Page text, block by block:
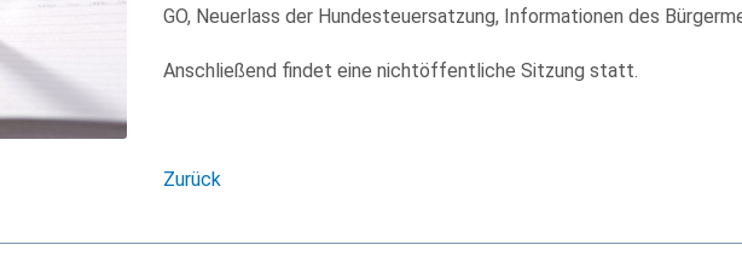
GO, Neuerlass der Hundesteuersatzung, Informationen des
Anschließend findet eine nichtöffentliche Sitzung statt.
Zurück